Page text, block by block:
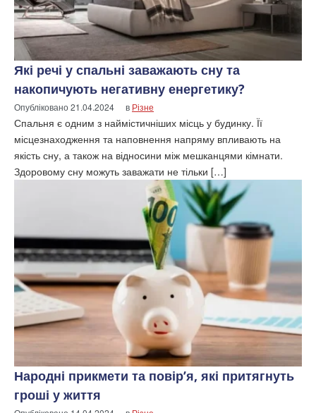
Які речі у спальні заважають сну та
накопичують негативну енергетику?
Опубліковано21.04.2024 в Різне
Спальня є одним з наймістичніших місць у будинку. Її
місцезнаходження та наповнення напряму впливають на
якість сну, а також на відносини між мешканцями кімнати.
Здоровому сну можуть заважати не тільки […]
Народні прикмети та повір’я, які притягнуть
гроші у життя